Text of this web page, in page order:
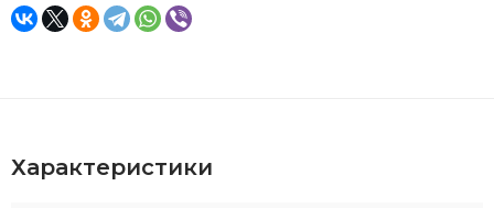
Характеристики